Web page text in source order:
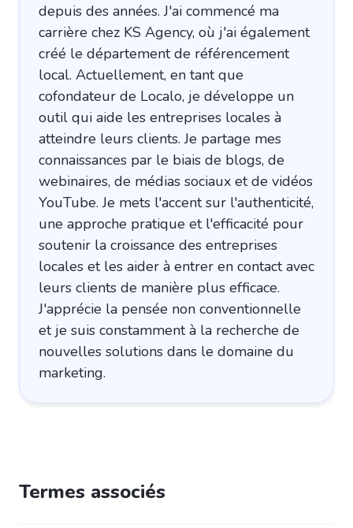
depuis des années. J'ai commencé ma
carrière chez KS Agency, où j'ai également
créé le département de référencement
local. Actuellement, en tant que
cofondateur de Localo, je développe un
outil qui aide les entreprises locales à
atteindre leurs clients. Je partage mes
connaissances par le biais de blogs, de
webinaires, de médias sociaux et de vidéos
YouTube. Je mets l'accent sur l'authenticité,
une approche pratique et l'efficacité pour
soutenir la croissance des entreprises
locales et les aider à entrer en contact avec
leurs clients de manière plus efficace.
J'apprécie la pensée non conventionnelle
et je suis constamment à la recherche de
nouvelles solutions dans le domaine du
marketing.
Termes associés